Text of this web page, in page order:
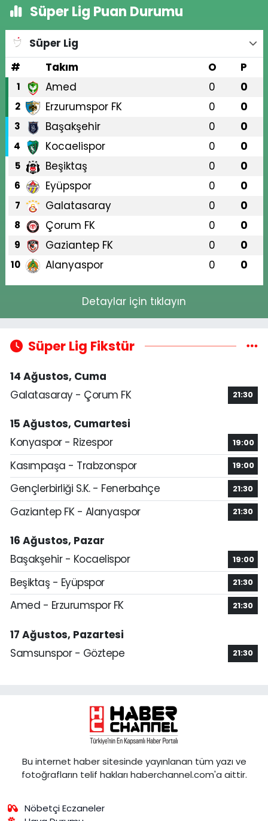
Süper Lig Puan Durumu
Süper Lig
#
Takım O P
1 Amed 0 0
2 Erzurumspor FK 0 0
3 Başakşehir 0 0
4 Kocaelispor 0 0
5 Beşiktaş 0 0
6 Eyüpspor 0 0
7 Galatasaray 0 0
8 Çorum FK 0 0
9 Gaziantep FK 0 0
10 Alanyaspor 0 0
Detaylar için tıklayın
Süper Lig Fikstür
14 Ağustos, Cuma
Galatasaray - Çorum FK
21:30
15 Ağustos, Cumartesi
Konyaspor - Rizespor
19:00
Kasımpaşa - Trabzonspor 19:00
Gençlerbirliği S.K. - Fenerbahçe 21:30
Gaziantep FK - Alanyaspor 21:30
16 Ağustos, Pazar
Başakşehir - Kocaelispor
19:00
Beşiktaş - Eyüpspor 21:30
Amed - Erzurumspor FK 21:30
17 Ağustos, Pazartesi
Samsunspor - Göztepe
21:30
Bu internet haber sitesinde yayınlanan tüm yazı ve
fotoğrafların telif hakları haberchannel.com'a aittir.
Nöbetçi Eczaneler